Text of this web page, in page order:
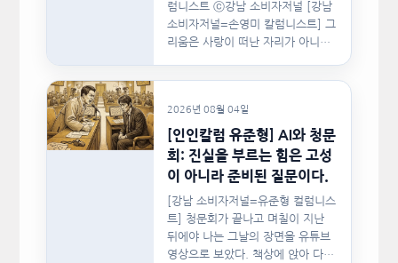
럼니스트 ⓒ강남 소비자저널 [강남
소비자저널=손영미 칼럼니스트] 그
리움은 사랑이 떠난 자리가 아니라,
2026년 08월 04일
[인인칼럼 유준형] AI와 청문
회: 진실을 부르는 힘은 고성
이 아니라 준비된 질문이다.
[강남 소비자저널=유준형 컬럼니스
트] 청문회가 끝나고 며칠이 지난
뒤에야 나는 그날의 장면을 유튜브
영상으로 보았다. 책상에 앉아 다른